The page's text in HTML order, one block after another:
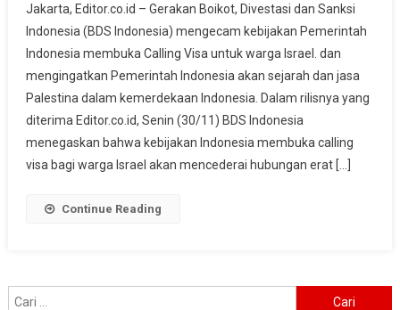
Buka
Calling
Visa
Warga
Israel,
BDS
Indonesia
Ingatkan
Jakarta, Editor.co.id – Gerakan Boikot, Divestasi dan Sanksi
Indonesia (BDS Indonesia) mengecam kebijakan Pemerintah
Indonesia membuka Calling Visa untuk warga Israel. dan
mengingatkan Pemerintah Indonesia akan sejarah dan jasa
Palestina dalam kemerdekaan Indonesia. Dalam rilisnya yang
diterima Editor.co.id, Senin (30/11) BDS Indonesia
menegaskan bahwa kebijakan Indonesia membuka calling
visa bagi warga Israel akan mencederai hubungan erat […]
Continue Reading